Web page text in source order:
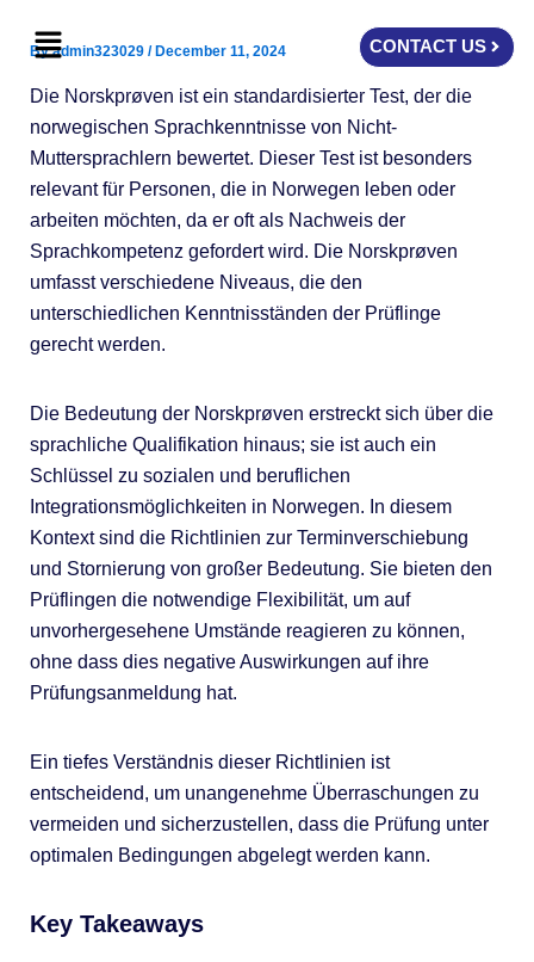
Menu CONTACT US
Byadmin323029 /December 11, 2024
Die Norskprøven ist ein standardisierter Test, der die
norwegischen Sprachkenntnisse von Nicht-
Muttersprachlern bewertet. Dieser Test ist besonders
relevant für Personen, die in Norwegen leben oder
arbeiten möchten, da er oft als Nachweis der
Sprachkompetenz gefordert wird. Die Norskprøven
umfasst verschiedene Niveaus, die den
unterschiedlichen Kenntnisständen der Prüflinge
gerecht werden.
Die Bedeutung der Norskprøven erstreckt sich über die
sprachliche Qualifikation hinaus; sie ist auch ein
Schlüssel zu sozialen und beruflichen
Integrationsmöglichkeiten in Norwegen. In diesem
Kontext sind die Richtlinien zur Terminverschiebung
und Stornierung von großer Bedeutung. Sie bieten den
Prüflingen die notwendige Flexibilität, um auf
unvorhergesehene Umstände reagieren zu können,
ohne dass dies negative Auswirkungen auf ihre
Prüfungsanmeldung hat.
Ein tiefes Verständnis dieser Richtlinien ist
entscheidend, um unangenehme Überraschungen zu
vermeiden und sicherzustellen, dass die Prüfung unter
optimalen Bedingungen abgelegt werden kann.
Key Takeaways